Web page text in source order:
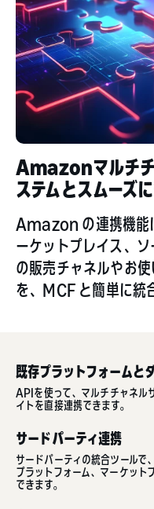
Amazonマルチチ
ステムとスムーズ
Amazon の連携機
ーケットプレイス、
の販売チャネルやお
を、MCF と簡単に統
既存プラットフォームと
APIを使って、マルチチャネル
イトを直接連携できます。
サードパーティ連携
サードパーティの統合ツール
プラットフォーム、マーケット
できます。